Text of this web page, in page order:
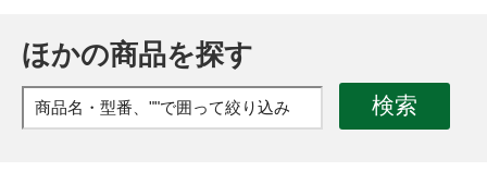
ほかの商品を探す
検索